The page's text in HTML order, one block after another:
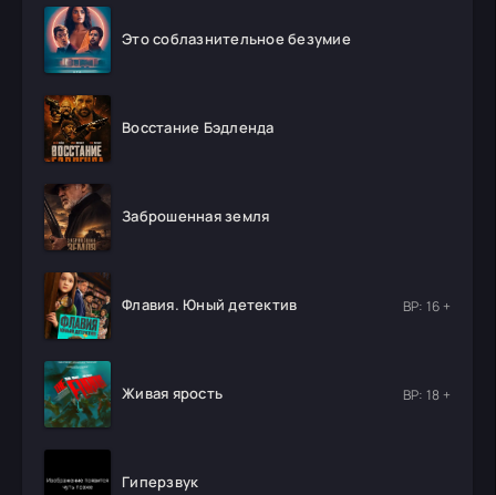
Это соблазнительное безумие
Восстание Бэдленда
Заброшенная земля
Флавия. Юный детектив ВР: 16 +
Живая ярость ВР: 18 +
Гиперзвук